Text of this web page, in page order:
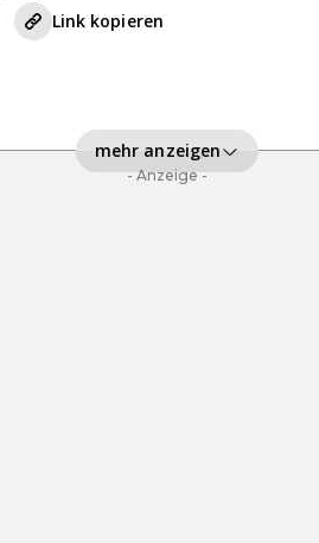
Link kopieren
mehr anzeigen
- Anzeige -